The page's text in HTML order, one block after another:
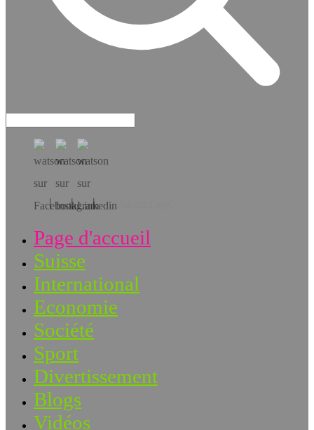
Téléchargez l’app!
Page d'accueil
Suisse
International
Economie
Société
Sport
Divertissement
Blogs
Vidéos